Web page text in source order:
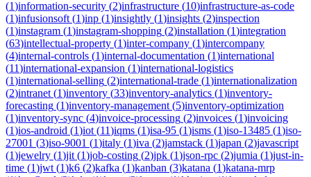
(1)information-security (2)infrastructure (10)infrastructure-as-code
(1)infusionsoft (1)inp (1)insightly (1)insights (2)inspection
(1)instagram (1)instagram-shopping (2)installation (1)integration
(63)intellectual-property (1)inter-company (1)intercompany
(4)internal-controls (1)internal-documentation (1)international
(11)international-expansion (1)international-logistics
(1)international-selling (2)international-trade (1)internationalization
(2)intranet (1)inventory (33)inventory-analytics (1)inventory-
forecasting (1)inventory-management (5)inventory-optimization
(1)inventory-sync (4)invoice-processing (2)invoices (1)invoicing
(1)ios-android (1)iot (11)iqms (1)isa-95 (1)isms (1)iso-13485 (1)iso-
27001 (3)iso-9001 (1)italy (1)iva (2)jamstack (1)japan (2)javascript
(1)jewelry (1)jit (1)job-costing (2)jpk (1)json-rpc (2)jumia (1)just-in-
time (1)jwt (1)k6 (2)kafka (1)kanban (3)katana (1)katana-mrp